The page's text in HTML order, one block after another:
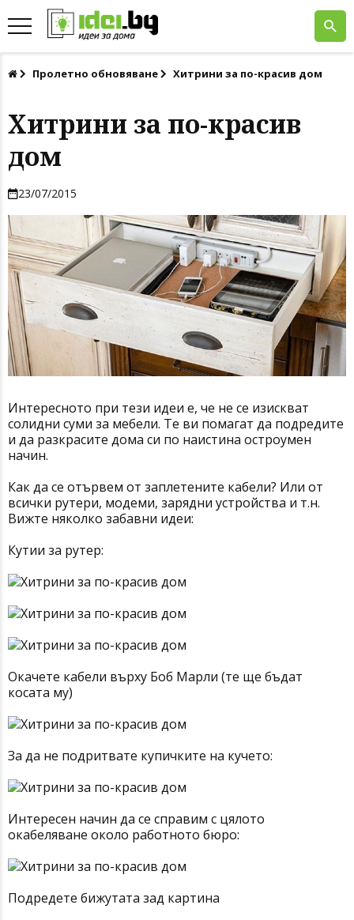
Пролетно обновяване Хитрини за по-красив дом
Хитрини за по-красив
дом
23/07/2015
Интересното при тези идеи е, че не се изискват
солидни суми за мебели. Те ви помагат да подредите
и да разкрасите дома си по наистина остроумен
начин.
Как да се отървем от заплетените кабели? Или от
всички рутери, модеми, зарядни устройства и т.н.
Вижте няколко забавни идеи:
Кутии за рутер:
Окачете кабели върху Боб Марли (те ще бъдат
косата му)
За да не подритвате купичките на кучето:
Интересен начин да се справим с цялото
окабеляване около работното бюро:
Подредете бижутата зад картина